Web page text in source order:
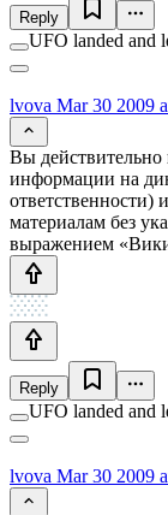
Reply
UFO landed and
lvova Mar 30 2009
Вы действительно
информации на
ответственности)
материалам без
выражением
Reply
UFO landed and
lvova Mar 30 2009